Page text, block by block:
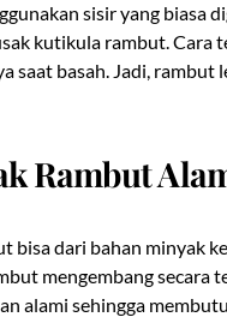
sisir yang biasa
kutikula rambut. Cara
saat basah. Jadi,
Rambut
bisa dari bahan minyak
mengembang secara
alami sehingga